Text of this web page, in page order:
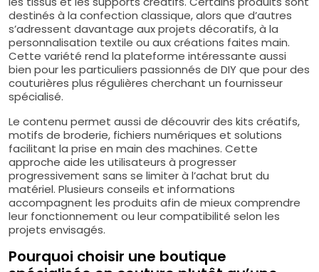
destinés à la confection classique, alors que d’autres
s’adressent davantage aux projets décoratifs, à la
personnalisation textile ou aux créations faites main.
Cette variété rend la plateforme intéressante aussi
bien pour les particuliers passionnés de DIY que pour des
couturières plus régulières cherchant un fournisseur
spécialisé.
Le contenu permet aussi de découvrir des kits créatifs,
motifs de broderie, fichiers numériques et solutions
facilitant la prise en main des machines. Cette
approche aide les utilisateurs à progresser
progressivement sans se limiter à l’achat brut du
matériel. Plusieurs conseils et informations
accompagnent les produits afin de mieux comprendre
leur fonctionnement ou leur compatibilité selon les
projets envisagés.
Pourquoi choisir une boutique